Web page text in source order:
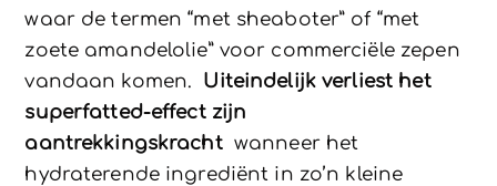
waar de termen “met sheaboter” of “met
zoete amandelolie” voor commerciële zepen
vandaan komen. Uiteindelijk verliest het
superfatted-effect zijn
aantrekkingskrachtwanneer het
hydraterende ingrediënt in zo’n kleine